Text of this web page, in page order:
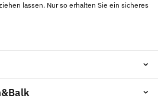
lassen. Nur so erhalten Sie ein sicheres